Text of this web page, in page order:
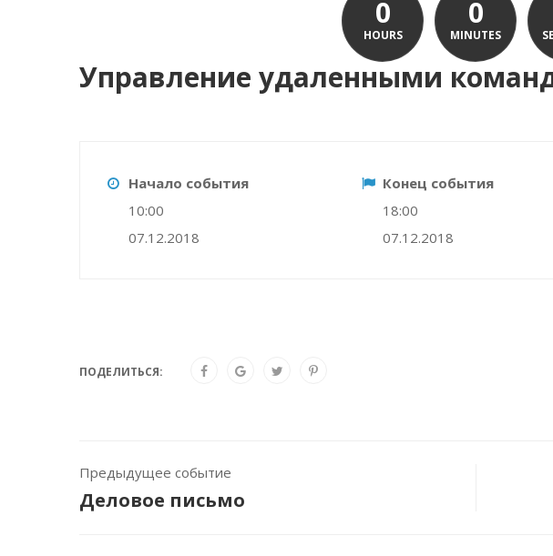
Управление удаленными
0
HOURS
0
MINUTES
Начало события
10:00
07.12.2018
Конец события
18:00
07.12.2018
ПОДЕЛИТЬСЯ:
Предыдущее событие
Деловое письмо